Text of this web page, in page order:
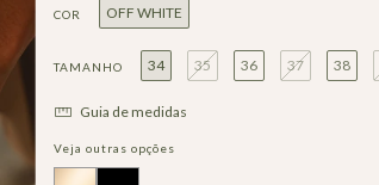
COR OFF WHITE
TAMANHO 34 35 36 37 38
Guia de medidas
Veja outras opções